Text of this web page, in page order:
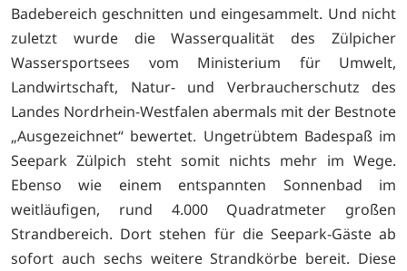
Badebereich geschnitten und eingesammelt. Und nicht
zuletzt wurde die Wasserqualität des Zülpicher
Wassersportsees vom Ministerium für Umwelt,
Landwirtschaft, Natur- und Verbraucherschutz des
Landes Nordrhein-Westfalen abermals mit der Bestnote
„Ausgezeichnet“ bewertet. Ungetrübtem Badespaß im
Seepark Zülpich steht somit nichts mehr im Wege.
Ebenso wie einem entspannten Sonnenbad im
weitläufigen, rund 4.000 Quadratmeter großen
Strandbereich. Dort stehen für die Seepark-Gäste ab
sofort auch sechs weitere Strandkörbe bereit. Diese